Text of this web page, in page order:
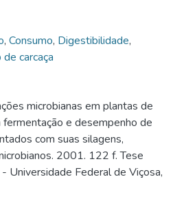
, Consumo, Digestibilidade,
carcaça
microbianas em plantas de
e desempenho de
com suas silagens,
2001. 122 f. Tese
Universidade Federal de Viçosa,